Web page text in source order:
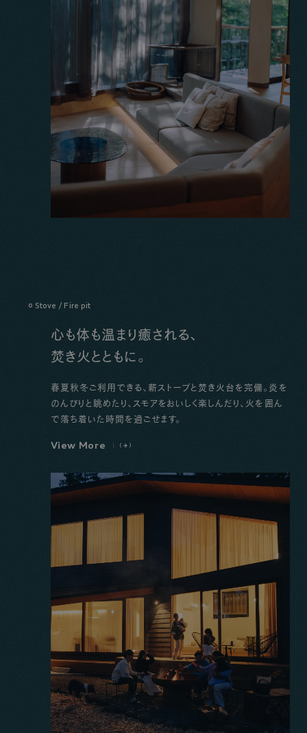
Stove / Fire pit
心も体も温まり癒される、
焚き火とともに。
春夏秋冬ご利用できる、薪ストーブと焚き火台を完備。炎を
のんびりと眺めたり、スモアをおいしく楽しんだり、火を囲ん
で落ち着いた時間を過ごせます。
View More